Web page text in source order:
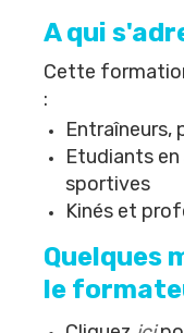
A qui
Cette
:
Entraîneurs,
Etudiants
sportives
Kinés et
Quelques
le